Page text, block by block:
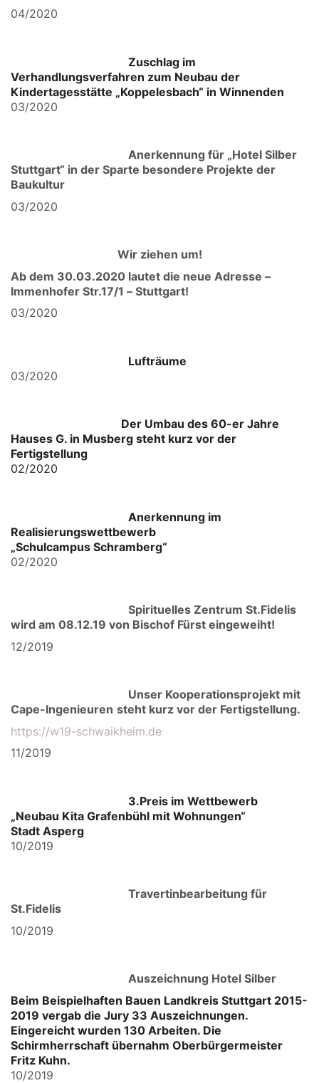
04/2020
Zuschlag im
Verhandlungsverfahren zum Neubau der
Kindertagesstätte „Koppelesbach“ in Winnenden
03/2020
Anerkennung für „Hotel Silber
Stuttgart“ in der Sparte besondere Projekte der
Baukultur
03/2020
Wir ziehen um!
Ab dem 30.03.2020 lautet die neue Adresse –
Immenhofer Str.17/1 – Stuttgart!
03/2020
Lufträume
03/2020
Der Umbau des 60-er Jahre
Hauses G. in Musberg steht kurz vor der
Fertigstellung
02/2020
Anerkennung im
Realisierungswettbewerb
„Schulcampus Schramberg“
02/2020
Spirituelles Zentrum St.Fidelis
wird am 08.12.19 von Bischof Fürst eingeweiht!
12/2019
Unser Kooperationsprojekt mit
Cape-Ingenieuren steht kurz vor der Fertigstellung.
https://w19-schwaikheim.de
11/2019
3.Preis im Wettbewerb
„Neubau Kita Grafenbühl mit Wohnungen“
Stadt Asperg
10/2019
Travertinbearbeitung für
St.Fidelis
10/2019
Auszeichnung Hotel Silber
Beim Beispielhaften Bauen Landkreis Stuttgart 2015-
2019 vergab die Jury 33 Auszeichnungen.
Eingereicht wurden 130 Arbeiten. Die
Schirmherrschaft übernahm Oberbürgermeister
Fritz Kuhn.
10/2019